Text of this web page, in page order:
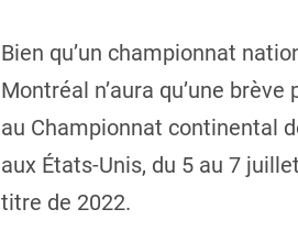
Bien qu’un championnat
Montréal n’aura qu’une
au Championnat continental
aux États-Unis, du 5 au 7
titre de 2022.